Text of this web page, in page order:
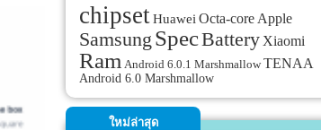
chipsetHuawei Octa-coreApple
Samsung SpecBattery Xiaomi
Ram Android 6.0.1 Marshmallow TENAA
Android 6.0 Marshmallow
ใหม่ล่าสุด